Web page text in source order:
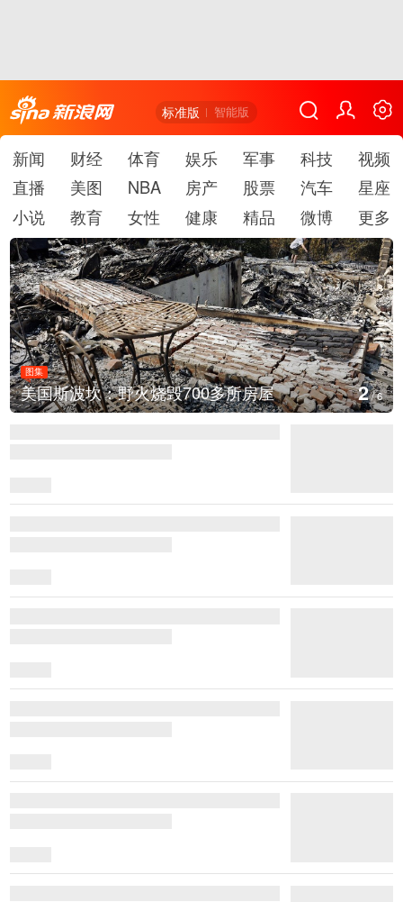
标准版 智能版
新闻 财经 体育 娱乐 军事 科技
视频
直播
美图 NBA 房产 股票 汽车
星座
小说
教育 女性 健康 精品 微博 更多
多所房屋
图集
叙利亚：大马士革发生
3/6